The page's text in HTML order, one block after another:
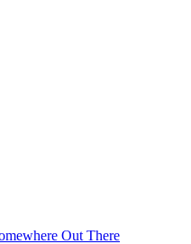
Out There